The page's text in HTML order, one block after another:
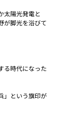
太陽光発電と
が脚光を浴びて
る時代になった
」という旗印が